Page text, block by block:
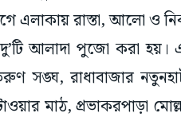
এলাকায় রাস্তা, আলো ও
আলাদা পুজো করা হয়।
সঙ্ঘ, রাধাবাজার
মাঠ, প্রভাকরপাড়া